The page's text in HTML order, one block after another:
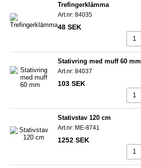
Trefingerklämma
Art.nr: 84035
48 SEK
Stativring med muff 60 mm
Art.nr: 84037
103 SEK
Stativstav 120 cm
Art.nr: ME-8741
1252 SEK